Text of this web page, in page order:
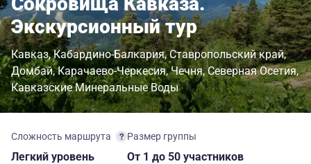
Экскурсионный тур
Кавказ Кабардино-Балкария Ставропольский край
Домбай Карачаево-Черкесия Чечня Северная Осетия
Кавказские Минеральные Воды
Сложность маршрута
Легкий уровень
Размер группы
От 1 до 50 участников